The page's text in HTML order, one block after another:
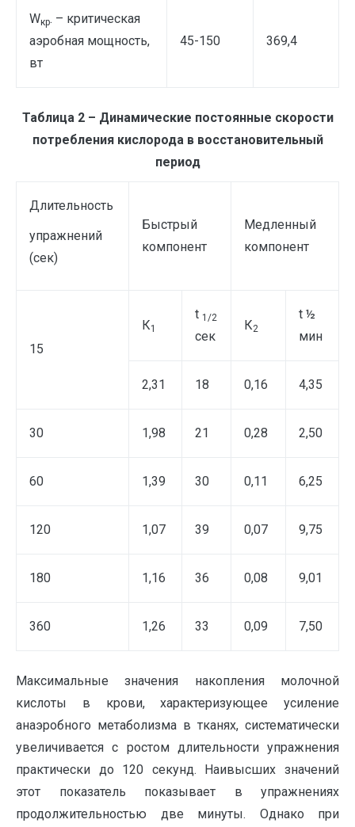
Wкр. – критическая
аэробная мощность,
вт
45-150 369,4
Таблица 2 – Динамические постоянные скорости
потребления кислорода в восстановительный
период
Длительность
упражнений
(сек)
Быстрый
компонент
Медленный
компонент
15
К1
t 1/2
сек
К2
t ½
мин
2,31 18 0,16 4,35
30 1,98 21 0,28 2,50
60 1,39 30 0,11 6,25
120 1,07 39 0,07 9,75
180 1,16 36 0,08 9,01
360 1,26 33 0,09 7,50
Максимальные значения накопления молочной
кислоты в крови, характеризующее усиление
анаэробного метаболизма в тканях, систематически
увеличивается с ростом длительности упражнения
практически до 120 секунд. Наивысших значений
этот показатель показывает в упражнениях
продолжительностью две минуты. Однако при